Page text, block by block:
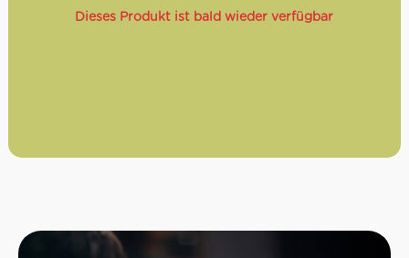
Vollmilchschokolade
Dieses Produkt ist bald wieder verfügbar